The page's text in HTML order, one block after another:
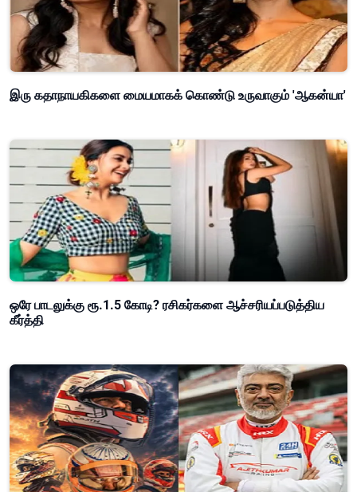
இரு கதாநாயகிகளை மையமாகக் கொண்டு உருவாகும் 'ஆகன்யா'
ஒரே பாடலுக்கு ரூ.1.5 கோடி? ரசிகர்களை ஆச்சரியப்படுத்திய
கீர்த்தி